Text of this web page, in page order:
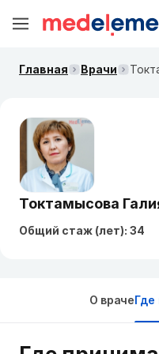
Главная Врачи
Токтамысова
Общий стаж (лет): 34
О врачеГде